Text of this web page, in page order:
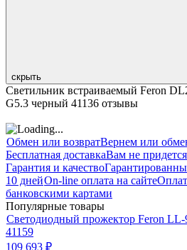
скрыть
Светильник встраиваемый Feron
G5.3 черный 41136 отзывы
Обмен или возвратВернем или
Бесплатная доставкаВам не
Гарантия и качество
10 днейOn-line оплата на сайте
банковскими картами
Популярные товары
Светодиодный прожектор Feron
41159
109 693 ₽